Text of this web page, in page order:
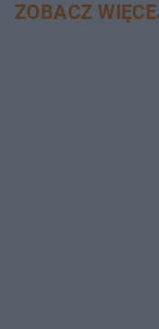
ZOBACZ